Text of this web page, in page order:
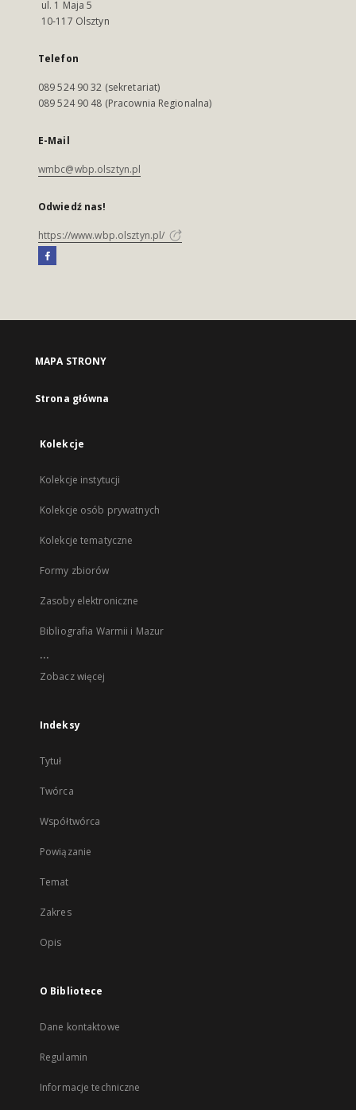
ul. 1 Maja 5
10-117 Olsztyn
Telefon
089 524 90 32 (sekretariat)
089 524 90 48 (Pracownia Regionalna)
E-Mail
wmbc@wbp.olsztyn.pl
Odwiedź nas!
https://www.wbp.olsztyn.pl/
MAPA STRONY
Strona główna
Kolekcje
Kolekcje instytucji
Kolekcje osób prywatnych
Kolekcje tematyczne
Formy zbiorów
Zasoby elektroniczne
Bibliografia Warmii i Mazur
...
Zobacz więcej
Indeksy
Tytuł
Twórca
Współtwórca
Powiązanie
Temat
Zakres
Opis
O Bibliotece
Dane kontaktowe
Regulamin
Informacje techniczne